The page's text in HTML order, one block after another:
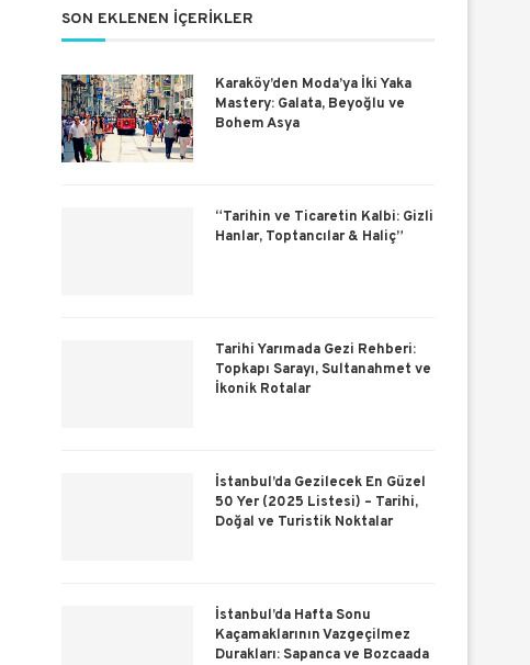
SON EKLENEN İÇERIKLER
Karaköy’den Moda’ya İki Yaka
Mastery: Galata, Beyoğlu ve
Bohem Asya
“Tarihin ve Ticaretin Kalbi: Gizli
Hanlar, Toptancılar & Haliç”
Tarihi Yarımada Gezi Rehberi:
Topkapı Sarayı, Sultanahmet ve
İkonik Rotalar
İstanbul’da Gezilecek En Güzel
50 Yer (2025 Listesi) – Tarihi,
Doğal ve Turistik Noktalar
İstanbul’da Hafta Sonu
Kaçamaklarının Vazgeçilmez
Durakları: Sapanca ve Bozcaada